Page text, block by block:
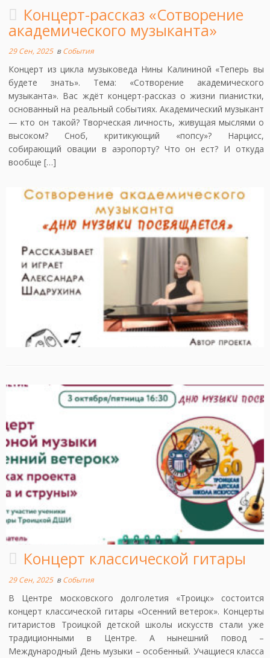
Концерт-рассказ «Сотворение
академического музыканта»
29 Сен, 2025вСобытия
Концерт из цикла музыковеда Нины Калининой «Теперь вы
будете знать». Тема: «Сотворение академического
музыканта». Вас ждёт концерт-рассказ о жизни пианистки,
основанный на реальный событиях. Академический музыкант
— кто он такой? Творческая личность, живущая мыслями о
высоком? Сноб, критикующий «попсу»? Нарцисс,
собирающий овации в аэропорту? Что он ест? И откуда
вообще […]
Концерт классической гитары
29 Сен, 2025вСобытия
В Центре московского долголетия «Троицк» состоится
концерт классической гитары «Осенний ветерок». Концерты
гитаристов Троицкой детской школы искусств стали уже
традиционными в Центре. А нынешний повод –
Международный День музыки – особенный. Учащиеся класса